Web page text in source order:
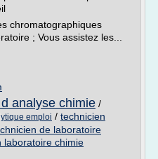
chromatographiques
; Vous assistez les...
analyse chimie /
emploi / technicien
de laboratoire
laboratoire chimie